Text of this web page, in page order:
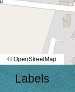
© OpenStreetMap
Labels